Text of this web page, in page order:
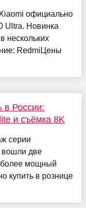
официально
Ultra. Новинка
нескольких
RedmiЦены
в России:
и съёмка 8K
серии
вошли две
более мощный
купить в рознице